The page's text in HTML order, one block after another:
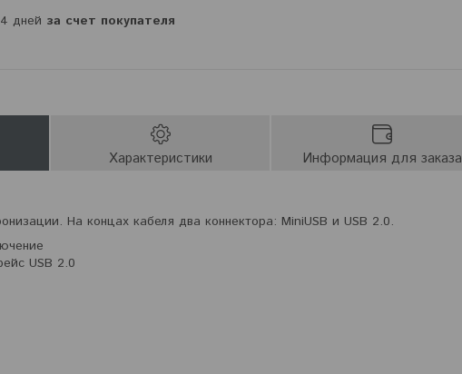
дней за счет покупателя
Характеристики Информация для заказа
На концах кабеля два коннектора: MiniUSB и USB 2.0.
USB 2.0